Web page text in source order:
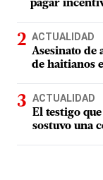
pagar
ACTUALIDAD
Asesinato de
de haitianos
ACTUALIDAD
El testigo
sostuvo una